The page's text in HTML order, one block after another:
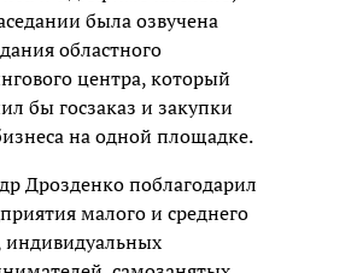
была озвучена
областного
центра, который
бы госзаказ и закупки
на одной площадке.
Дрозденко поблагодарил
малого и среднего
индивидуальных